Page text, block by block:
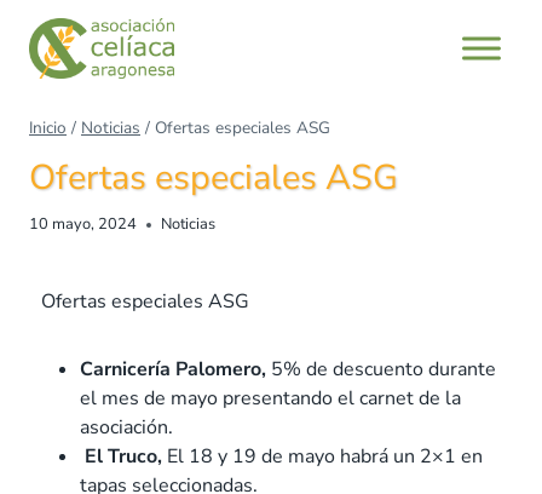
Inicio / Noticias / Ofertas especiales ASG
Ofertas especiales ASG
10 mayo, 2024 Noticias
Ofertas especiales ASG
Carnicería Palomero, 5% de descuento durante
el mes de mayo presentando el carnet de la
asociación.
El Truco, El 18 y 19 de mayo habrá un 2×1 en
tapas seleccionadas.